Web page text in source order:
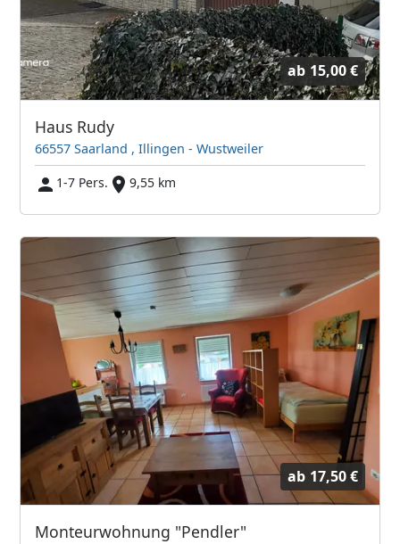
ab 15,00 €
Haus Rudy
66557 Saarland , Illingen - Wustweiler
1-7 Pers.
9,55 km
ab 17,50 €
Monteurwohnung "Pendler"